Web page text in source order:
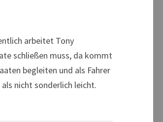
arbeitet Tony
schließen muss, da kommt
begleiten und als Fahrer
nicht sonderlich leicht.